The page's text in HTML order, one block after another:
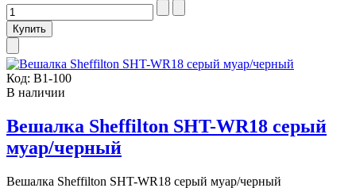
Код: В1-100
В наличии
Вешалка Sheffilton SHT-WR18 серый
муар/черный
Вешалка Sheffilton SHT-WR18 серый муар/черный